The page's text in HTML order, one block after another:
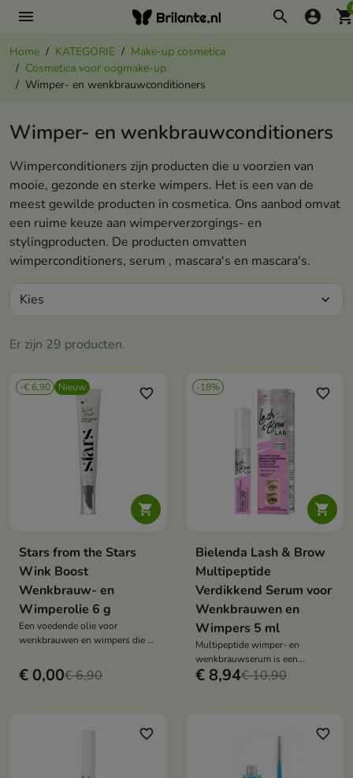
menu search account_circle
Home KATEGORIE
Make-up cosmetica
Cosmetica voor oogmake-up
Wimper- en wenkbrauwconditioners
Wimper- en wenkbrauwconditioners
Wimperconditioners zijn producten die u voorzien van
mooie, gezonde en sterke wimpers. Het is een van de
meest gewilde producten in cosmetica. Ons aanbod omvat
een ruime keuze aan wimperverzorgings- en
stylingproducten. De producten omvatten
wimperconditioners, serum , mascara's en mascara's.
Er zijn 29 producten.
Kies expand_more
-€ 6,90 Nieuw

favorite_border
Stars from the Stars
Wink Boost
Wenkbrauw- en
Wimperolie 6 g
Een voedende olie voor
wenkbrauwen en wimpers die de
haartjes de juiste verzorging en
gladheid te geven.
€ 0,00€ 6,90
-18%

favorite_border
Bielenda Lash & Brow
Multipeptide
Verdikkend Serum voor
Wenkbrauwen en
Wimpers 5 ml
Multipeptide wimper- en
wenkbrauwserum is een
intensief versterkende en
definitie van de haren herstelt.
€ 8,94€ 10,90
favorite_border favorite_border